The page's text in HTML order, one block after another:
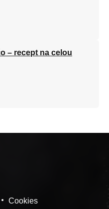
– recept na celou
Cookies